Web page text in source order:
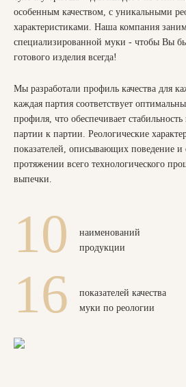
особенным качеством, с уникальными
характеристиками. Наша компания
специализированной муки - чтобы Вы
готового изделия всегда!
Мы разработали профиль качества для
каждая партия соответствует
профиля, что обеспечивает
партии к партии. Реологические
показателей, описывающих поведение и
протяжении всего технологического
выпечки.
10
наименований
продукции
16
показателей качества
муки по реологии